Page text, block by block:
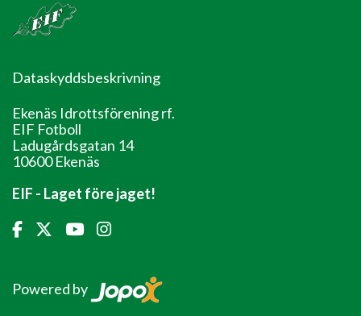
Dataskyddsbeskrivning
Ekenäs Idrottsförening rf.
EIF Fotboll
Ladugårdsgatan 14
10600 Ekenäs
EIF - Laget före jaget!
Powered by